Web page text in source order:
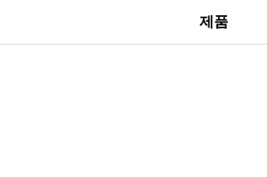
제품